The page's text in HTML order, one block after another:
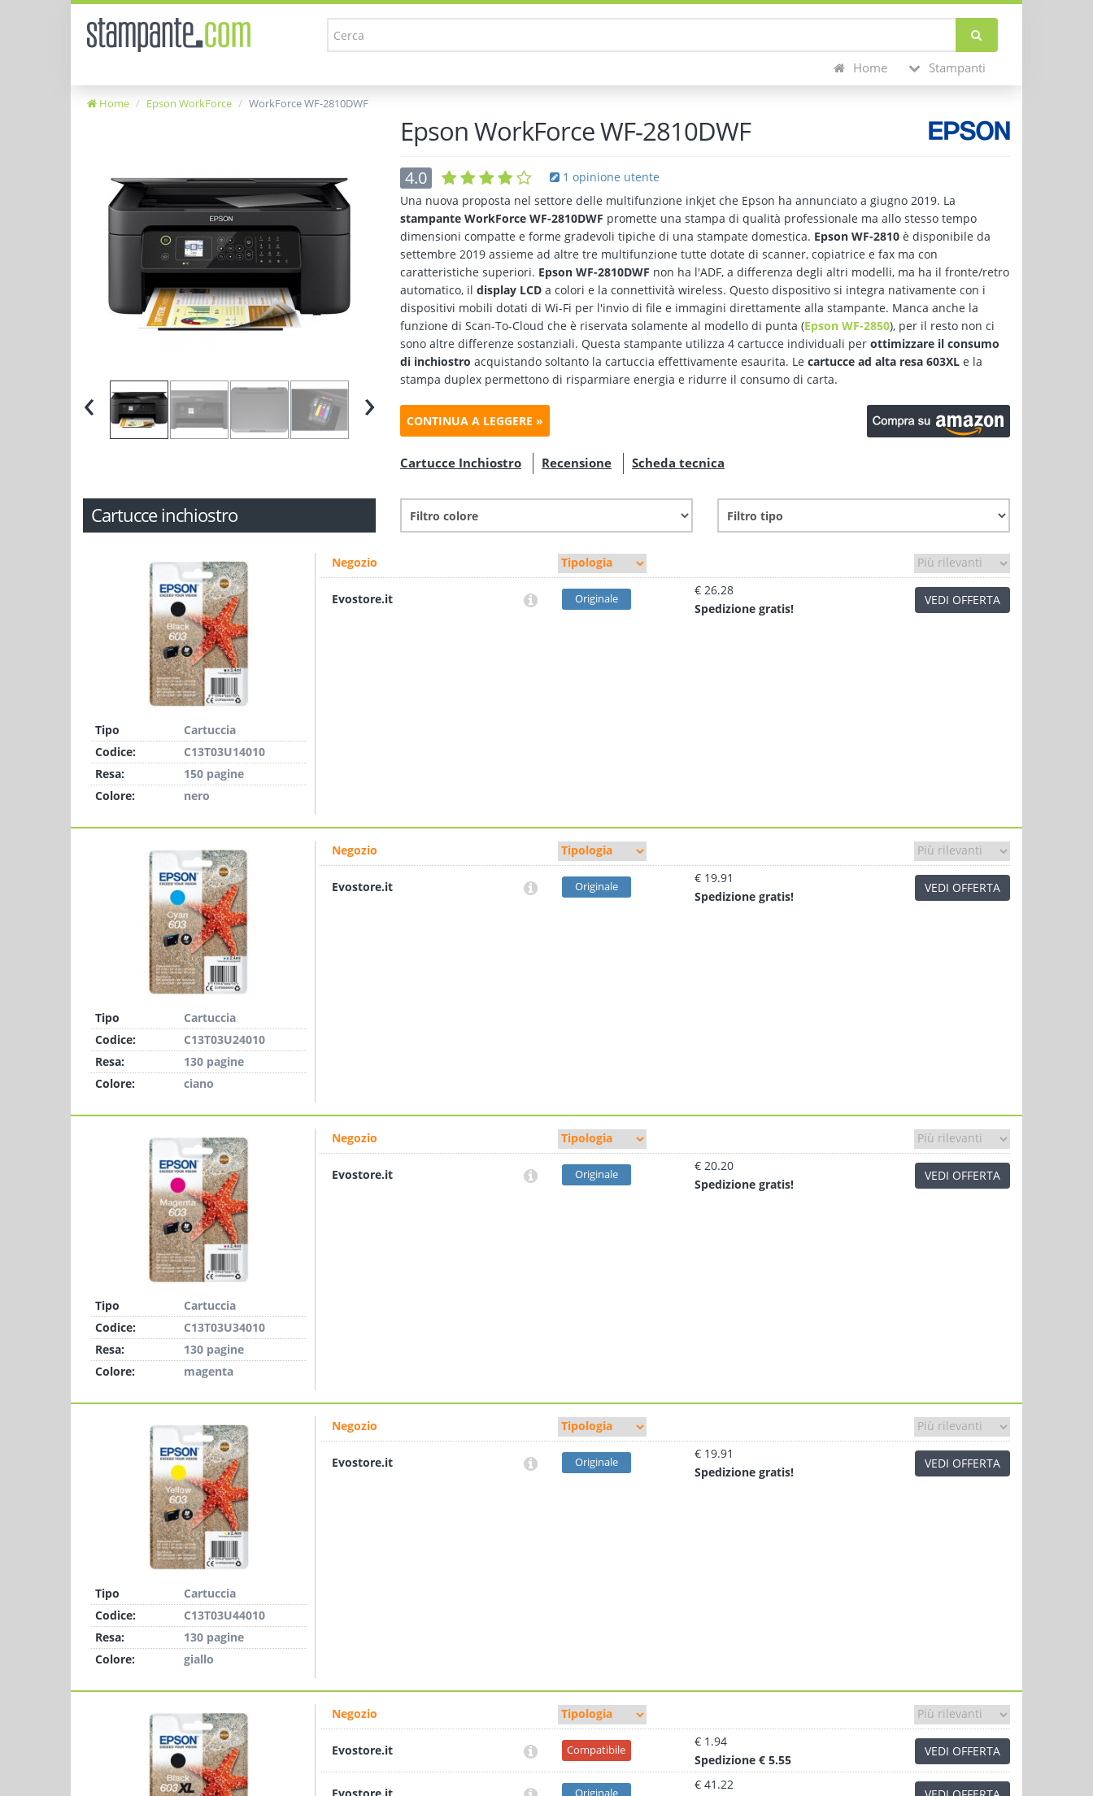
Home Stampanti
Home Epson WorkForce WorkForce WF-2810DWF
Epson WorkForce WF-2810DWF
‹ ›
4.0
1 opinione utente
Una nuova proposta nel settore delle multifunzione inkjet che Epson ha annunciato a giugno 2019. La
stampante WorkForce WF-2810DWF promette una stampa di qualità professionale ma allo stesso tempo
dimensioni compatte e forme gradevoli tipiche di una stampate domestica. Epson WF-2810 è disponibile da
settembre 2019 assieme ad altre tre multifunzione tutte dotate di scanner, copiatrice e fax ma con
caratteristiche superiori. Epson WF-2810DWF non ha l'ADF, a differenza degli altri modelli, ma ha il fronte/retro
automatico, il display LCD a colori e la connettività wireless. Questo dispositivo si integra nativamente con i
dispositivi mobili dotati di Wi-Fi per l'invio di file e immagini direttamente alla stampante. Manca anche la
funzione di Scan-To-Cloud che è riservata solamente al modello di punta (Epson WF-2850), per il resto non ci
sono altre differenze sostanziali. Questa stampante utilizza 4 cartucce individuali per ottimizzare il consumo
di inchiostro acquistando soltanto la cartuccia effettivamente esaurita. Le cartucce ad alta resa 603XL e la
stampa duplex permettono di risparmiare energia e ridurre il consumo di carta.
CONTINUA A LEGGERE »
Cartucce Inchiostro Recensione Scheda tecnica
Cartucce inchiostro
Tipo
Cartuccia
Codice:
C13T03U14010
Resa:
150 pagine
Colore:
nero
Negozio
Evostore.it Originale
€ 26.28
Spedizione gratis!
VEDI OFFERTA
Tipo
Cartuccia
Codice:
C13T03U24010
Resa:
130 pagine
Colore:
ciano
Negozio
Evostore.it Originale
€ 19.91
Spedizione gratis!
VEDI OFFERTA
Tipo
Cartuccia
Codice:
C13T03U34010
Resa:
130 pagine
Colore:
magenta
Negozio
Evostore.it Originale
€ 20.20
Spedizione gratis!
VEDI OFFERTA
Tipo
Cartuccia
Codice:
C13T03U44010
Resa:
130 pagine
Colore:
giallo
Negozio
Evostore.it Originale
€ 19.91
Spedizione gratis!
VEDI OFFERTA
Negozio
Evostore.it Compatibile
€ 1.94
Spedizione € 5.55
VEDI OFFERTA
Originale
€ 41.22